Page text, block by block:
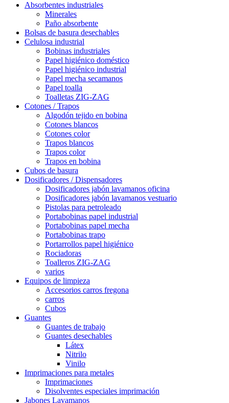
Absorbentes industriales
Minerales
Paño absorbente
Bolsas de basura desechables
Celulosa industrial
Bobinas industriales
Papel higiénico doméstico
Papel higiénico industrial
Papel mecha secamanos
Papel toalla
Toalletas ZIG-ZAG
Cotones / Trapos
Algodón tejido en bobina
Cotones blancos
Cotones color
Trapos blancos
Trapos color
Trapos en bobina
Cubos de basura
Dosificadores / Dispensadores
Dosificadores jabón lavamanos oficina
Dosificadores jabón lavamanos vestuario
Pistolas para petroleado
Portabobinas papel industrial
Portabobinas papel mecha
Portabobinas trapo
Portarrollos papel higiénico
Rociadoras
Toalleros ZIG-ZAG
varios
Equipos de limpieza
Accesorios carros fregona
carros
Cubos
Guantes
Guantes de trabajo
Guantes desechables
Látex
Nitrilo
Vinilo
Imprimaciones para metales
Imprimaciones
Disolventes especiales imprimación
Jabones Lavamanos